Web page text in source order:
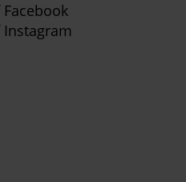
Instagram